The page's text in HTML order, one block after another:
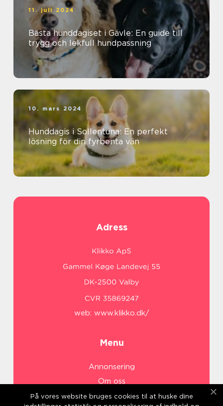
11. juli 2024
Bästa hunddagiset i Gävle: En guide till
trygg och lekfull hundpassning
10. mars 2024
Hunddagis i Sollentuna: En perfekt
lösning för din fyrbenta vän
Adress
web: www.klikko.dk/
Menu
Annonsering
Om oss
Cookies
På vores website bruges cookies til at huske dine